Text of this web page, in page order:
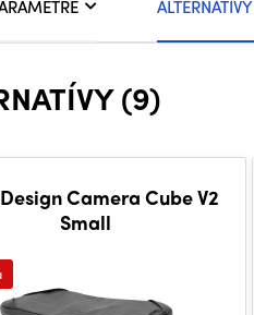
ALTERNATÍVY
(9)
Camera Cube V2
Small